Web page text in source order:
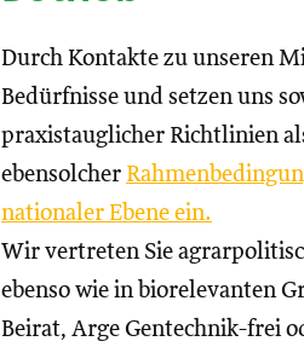
Durch Kontakte zu unseren
Bedürfnisse und setzen uns
praxistauglicher Richtlinien
ebensolcher
nationaler Ebene ein.
Wir vertreten Sie
ebenso wie in biorelevanten
Beirat, Arge Gentechnik-frei